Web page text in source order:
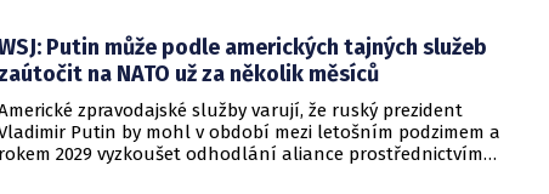
Putin může podle amerických tajných služeb
na NATO už za několik měsíců
zpravodajské služby varují, že ruský prezident
Putin by mohl v období mezi letošním podzimem a
rokem 2029 vyzkoušet odhodlání aliance prostřednictvím